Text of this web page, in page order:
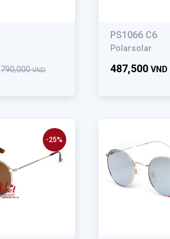
790,000VND
PS1066 C6
Polarsolar
487,500 VND
-25%